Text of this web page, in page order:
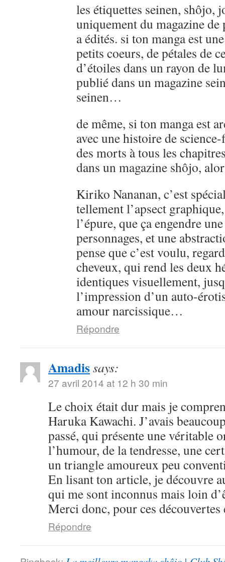
les étiquettes seinen, shôjo,
uniquement du magazine
a édités. si ton manga est
petits coeurs, de pétales de
d’étoiles dans un rayon de
publié dans un magazine
seinen…
de même, si ton manga est
avec une histoire de
des morts à tous les
dans un magazine shôjo,
Kiriko Nananan, c’est
tellement l’apsect
l’épure, que ça engendre
personnages, et une
pense que c’est voulu,
cheveux, qui rend les deux
identiques visuellement,
l’impression d’un auto-
amour narcissique…
Répondre
Amadissays:
27 avril 2014 at 12 h 30 min
Le choix était dur mais je
Haruka Kawachi. J’avais
passé, qui présente une véritable
l’humour, de la tendresse, une
un triangle amoureux peu
En lisant ton article, je découvre
qui me sont inconnus mais loin
Merci donc, pour ces
Répondre